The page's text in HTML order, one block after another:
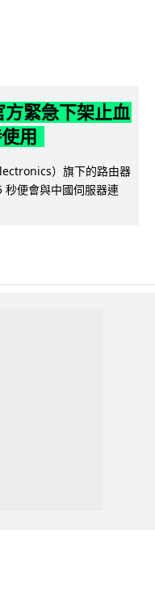
緊急下架止血
用
）旗下的路由器
秒便會與中國伺服器連